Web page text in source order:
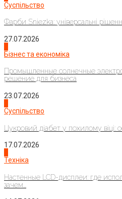
Суспільство
Фарби Sniezka: універсальні
27.07.2026
Бізнес та економіка
Промышленные солнечные
решение для бизнеса
23.07.2026
Суспільство
Цукровий діабет у похилому віці:
17.07.2026
Техніка
Настенные LCD-дисплеи: где
зачем...